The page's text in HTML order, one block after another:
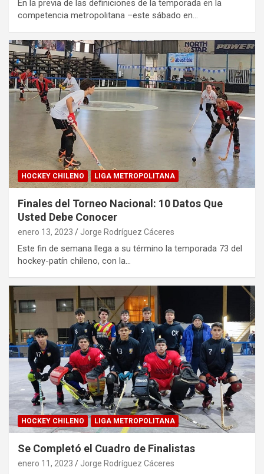
En la previa de las definiciones de la temporada en la
competencia metropolitana –este sábado en…
HOCKEY CHILENO LIGA METROPOLITANA
Finales del Torneo Nacional: 10 Datos Que
Usted Debe Conocer
enero 13, 2023 Jorge Rodríguez Cáceres
Este fin de semana llega a su término la temporada 73 del
hockey-patín chileno, con la…
HOCKEY CHILENO LIGA METROPOLITANA
Se Completó el Cuadro de Finalistas
enero 11, 2023 Jorge Rodríguez Cáceres